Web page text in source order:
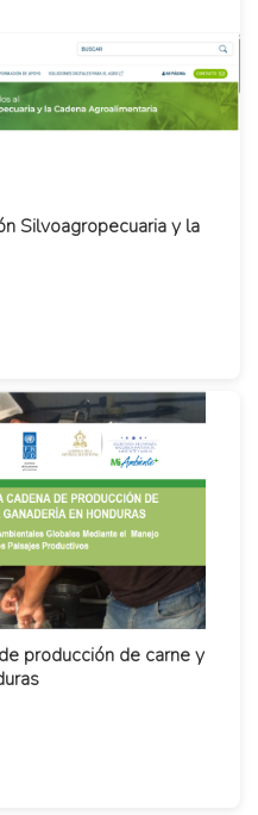
Silvoagropecuaria y la
producción de carne y